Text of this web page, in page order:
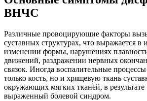
ВНЧС
Различные провоцирующие факторы
суставных структурах, что выражается в
изменении формы, нарушениях
движений, раздражении нервных
связок. Иногда воспалительные
только кость, но и хрящевую ткань
окружающих мягких тканей, в результате
выраженный болевой синдром.